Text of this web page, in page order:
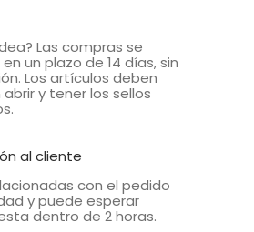
Las compras se
un plazo de 14 días, sin
Los artículos deben
abrir y tener los sellos
al cliente
con el pedido
y puede esperar
dentro de 2 horas.